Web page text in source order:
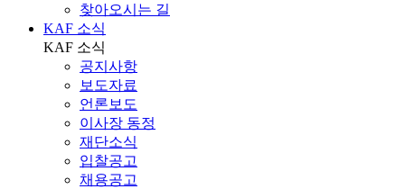
찾아오시는 길
KAF 소식
KAF 소식
공지사항
보도자료
언론보도
이사장 동정
재단소식
입찰공고
채용공고